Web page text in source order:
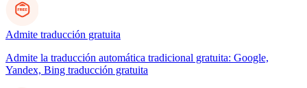
Admite traducción gratuita
Admite la traducción automática tradicional gratuita: Google,
Yandex, Bing traducción gratuita